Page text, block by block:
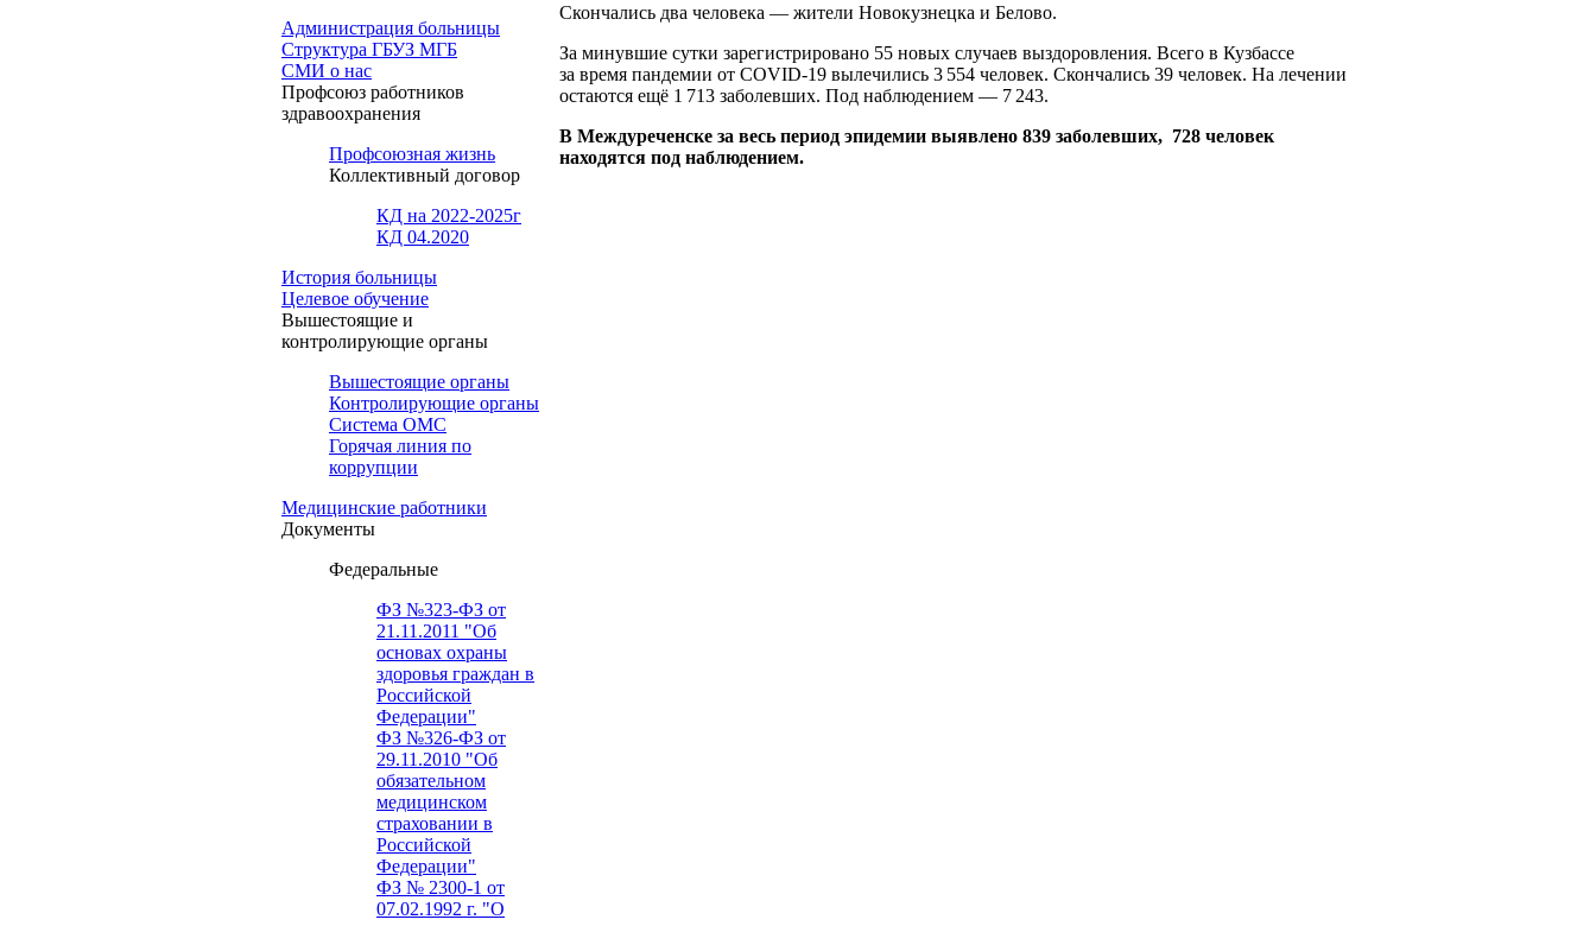
Администрация больницы
Структура ГБУЗ МГБ
СМИ о нас
Профсоюз работников
здравоохранения
Профсоюзная жизнь
Коллективный договор
КД на 2022-2025г
КД 04.2020
История больницы
Целевое обучение
Вышестоящие и
контролирующие органы
Вышестоящие органы
Контролирующие органы
Система ОМС
Горячая линия по
коррупции
Медицинские работники
Документы
Федеральные
ФЗ №323-ФЗ от
21.11.2011 "Об
основах охраны
здоровья граждан в
Российской
Федерации"
ФЗ №326-ФЗ от
29.11.2010 "Об
обязательном
медицинском
страховании в
Российской
Федерации"
ФЗ № 2300-1 от
07.02.1992 г. "О
Скончались два человека — жители Новокузнецка и Белово.
За минувшие сутки зарегистрировано 55 новых случаев выздоровления. Всего в Кузбассе
за время пандемии от COVID-19 вылечились 3 554 человек. Скончались 39 человек. На лечении
остаются ещё 1 713 заболевших. Под наблюдением — 7 243.
В Междуреченске за весь период эпидемии выявлено 839 заболевших, 728 человек
находятся под наблюдением.